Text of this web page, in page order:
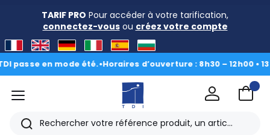
TARIF PRO Pour accéder à votre tarification,
connectez-vousou créez votre compte
en mode été.•Horaires d’ouverture : 8h30 – 12h00 •
menu
Rechercher